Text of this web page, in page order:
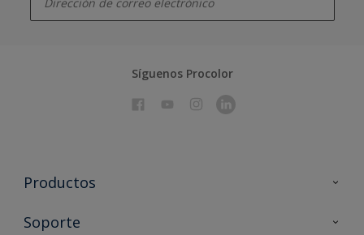
Síguenos Procolor
Productos
Todos los productos
Soporte